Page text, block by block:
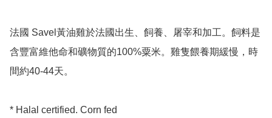
法國 Savel黃油雞於法國出生、飼養、屠宰和加工。飼料是
含豐富維他命和礦物質的100%粟米。雞隻餵養期緩慢，時
間約40-44天。
* Halal certified. Corn fed